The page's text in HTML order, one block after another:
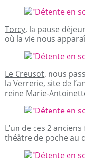
Torcy, la pause
où la vie nous
Le Creusot, nous
la Verrerie, site de
reine Marie-
L’un de ces 2
théâtre de poche au